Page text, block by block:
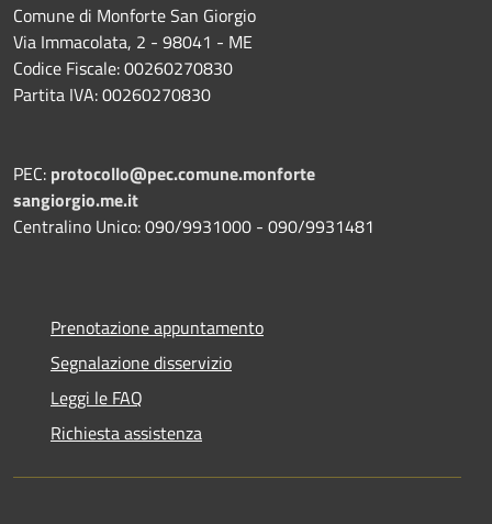
Comune di Monforte San Giorgio
Via Immacolata, 2 - 98041 - ME
Codice Fiscale: 00260270830
Partita IVA: 00260270830
PEC: protocollo@pec.comune.monforte
sangiorgio.me.it
Centralino Unico: 090/9931000 - 090/9931481
Prenotazione appuntamento
Segnalazione disservizio
Leggi le FAQ
Richiesta assistenza